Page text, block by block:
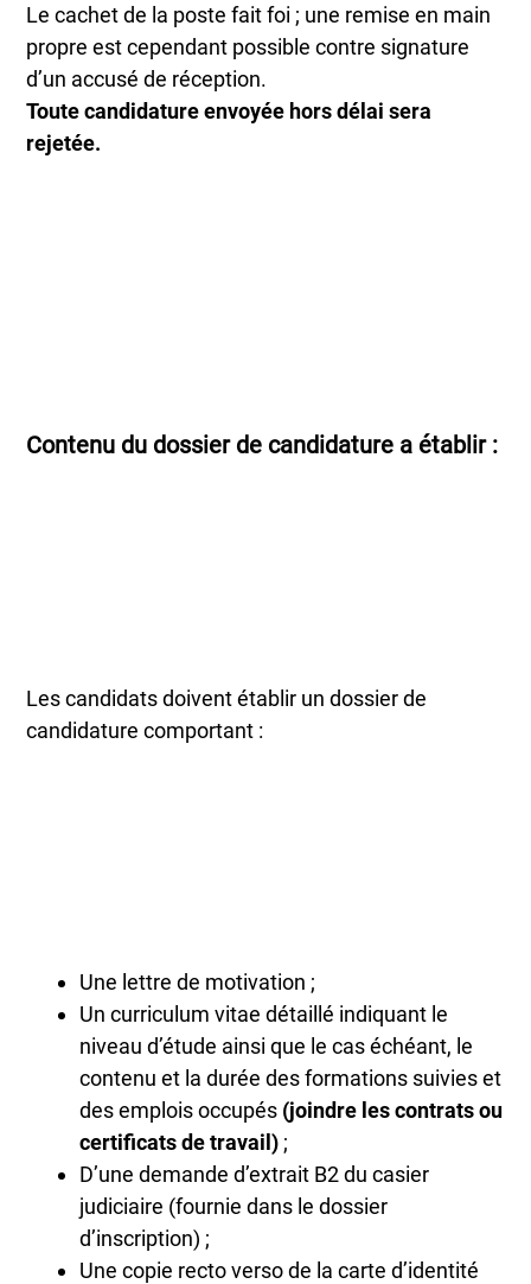
Le cachet de la poste fait foi ; une remise en main
propre est cependant possible contre signature
d’un accusé de réception.
Toute candidature envoyée hors délai sera
rejetée.
Contenu du dossier de candidature a établir :
Les candidats doivent établir un dossier de
candidature comportant :
Une lettre de motivation ;
Un curriculum vitae détaillé indiquant le
niveau d’étude ainsi que le cas échéant, le
contenu et la durée des formations suivies et
des emplois occupés (joindre les contrats ou
certificats de travail) ;
D’une demande d’extrait B2 du casier
judiciaire (fournie dans le dossier
d’inscription) ;
Une copie recto verso de la carte d’identité